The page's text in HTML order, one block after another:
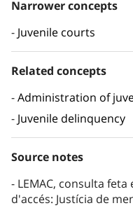
Narrower concepts
Juvenile courts
Related concepts
Administration of
Juvenile delinquency
Source notes
LEMAC, consulta
d'accés: Justícia de